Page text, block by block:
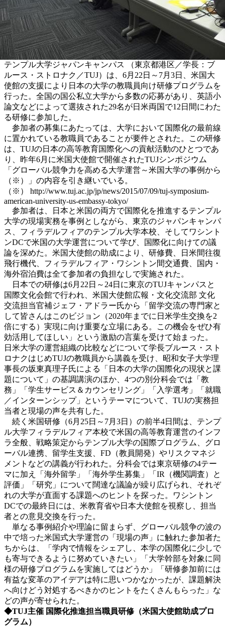
テンプル大学ジャパンキャンパス （東京都港区／学長：ブ
ルース・ストロナク／TUJ）は、6月22日～7月3日、米国大
使館の支援により日本の大学の教職員向け研修プログラムを
行った。全国の国公私立大学から多数の応募があり、英語小
論文などによって選抜された29名が日米両国で12日間にわた
る研修に参加した。
参加者の募集にあたっては、大学において国際化の最前線
に置かれている教職員であることが要件とされた。この研修
は、TUJの日本の高等教育国際化への貢献活動のひとつであ
り、昨年6月に米国大使館で開催されたTUJシンポジウム
「グローバル競争力を高める大学運営～米国大学の事例から
（※）」の内容を引き継いでいる。
（※） http://www.tuj.ac.jp/jp/news/2015/07/09/tuj-symposium-
american-university-us-embassy-tokyo/
参加者は、日本と米国の両方で国際化を推進するテンプル
大学の現場実務を事例としながら、東京のジャパンキャンパ
ス、フィラデルフィアのテンプル大学本校、そしてワシント
ンDCで米国の大学運営について学び、国際化に向けての議
論を深めた。米国大使館の助成により、研修費、日米間往復
飛行機代、フィラデルフィア・ワシントン間交通費、国内・
海外宿泊費は全て参加者の負担なしで実施された。
日本での研修は6月22日～24日に東京のTUJキャンパスと
国際文化会館で行われ、米国大使館広報・文化交流部 文化
交流担当官補ジェフ・アドラー氏から「留学交流の専門家と
して皆さんはこのビジョン（2020年までに日米学生交換を2
倍にする）実現に向け重要な立場にある。この機会をぜひ有
効活用してほしい」という激励の言葉を受けて始まった。
日米大学の運営組織の比較などについて学長ブルース・スト
ロナクはじめTUJの教職員から講義を受け、昭和女子大学理
事長の坂東真理子氏による「日本の大学の国際化の現状と課
題について」の基調講演のほか、4つの別分科会では「教
務」「学生サービス＆カウンセリング」「入学選考」「就職
／インターンシップ」というテーマについて、TUJの実務担
当者と現場の声を共有した。
続く米国研修（6月25日～7月3日）の前半4日間は、テンプ
ル大学フィラデルフィア本校で米国の高等教育運営のインフ
ラ全般、戦略策定からテンプル大学の国際プログラム、グロ
ーバル連携、留学生支援、FD（教員開発）やリスクマネジ
メントなどの講義が行われた。分科会では東京研修の4テー
マに加え「海外留学」「海外学生募集」「IR（機関調査）と
評価」「研究」について闊達な議論が繰り広げられ、それぞ
れの大学が直面する課題へのヒントを探った。ワシントン
DCでの最終日には、米教育省や日本大使館を視察し、担当
者との意見交換を行った。
単なる事例紹介や理論に留まらず、グローバル競争の波の
中で培った米国式大学運営の「現場の声」に触れた参加者た
ちからは、「学内で情報をシェアし、本学の国際化に少しで
も寄与できるように努めていきたい」「大学幹部を対象に同
様の研修プログラムを実施してはどうか」「研修参加前には
有益な変革のアイデアは特に思いつかなかったが、課題解決
へ向けどう対処するべきかのヒントをたくさんもらった」な
どの声が寄せられた。
◆TUJ主催 国際化推進担当職員研修（米国大使館助成プロ
グラム）